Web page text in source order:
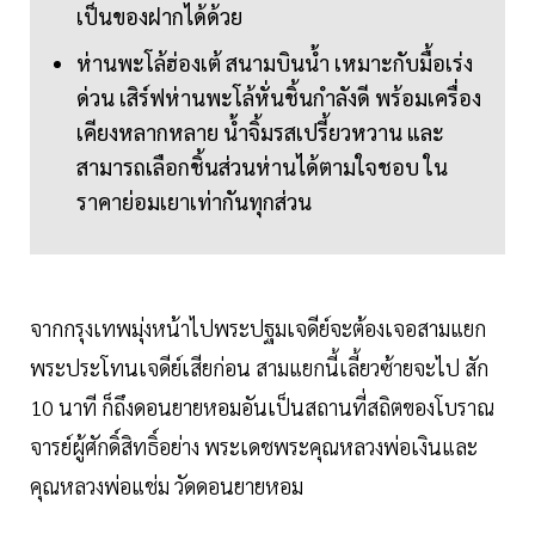
เป็นของฝากได้ด้วย
ห่านพะโล้ฮ่องเต้ สนามบินน้ำ เหมาะกับมื้อเร่ง
ด่วน เสิร์ฟห่านพะโล้หั่นชิ้นกำลังดี พร้อมเครื่อง
เคียงหลากหลาย น้ำจิ้มรสเปรี้ยวหวาน และ
สามารถเลือกชิ้นส่วนห่านได้ตามใจชอบ ใน
ราคาย่อมเยาเท่ากันทุกส่วน
จากกรุงเทพมุ่งหน้าไปพระปฐมเจดีย์จะต้องเจอสามแยก
พระประโทนเจดีย์เสียก่อน สามแยกนี้เลี้ยวซ้ายจะไป สัก
10 นาที ก็ถึงดอนยายหอมอันเป็นสถานที่สถิตของโบราณ
จารย์ผู้ศักดิ์สิทธิ์อย่าง พระเดชพระคุณหลวงพ่อเงินและ
คุณหลวงพ่อแช่ม วัดดอนยายหอม